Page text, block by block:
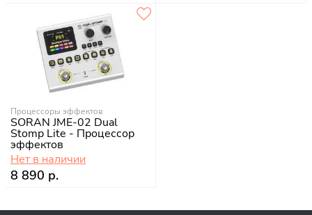
Процессоры эффектов
SORAN JME-02 Dual
Stomp Lite - Процессор
эффектов
Нет в наличии
8 890 р.